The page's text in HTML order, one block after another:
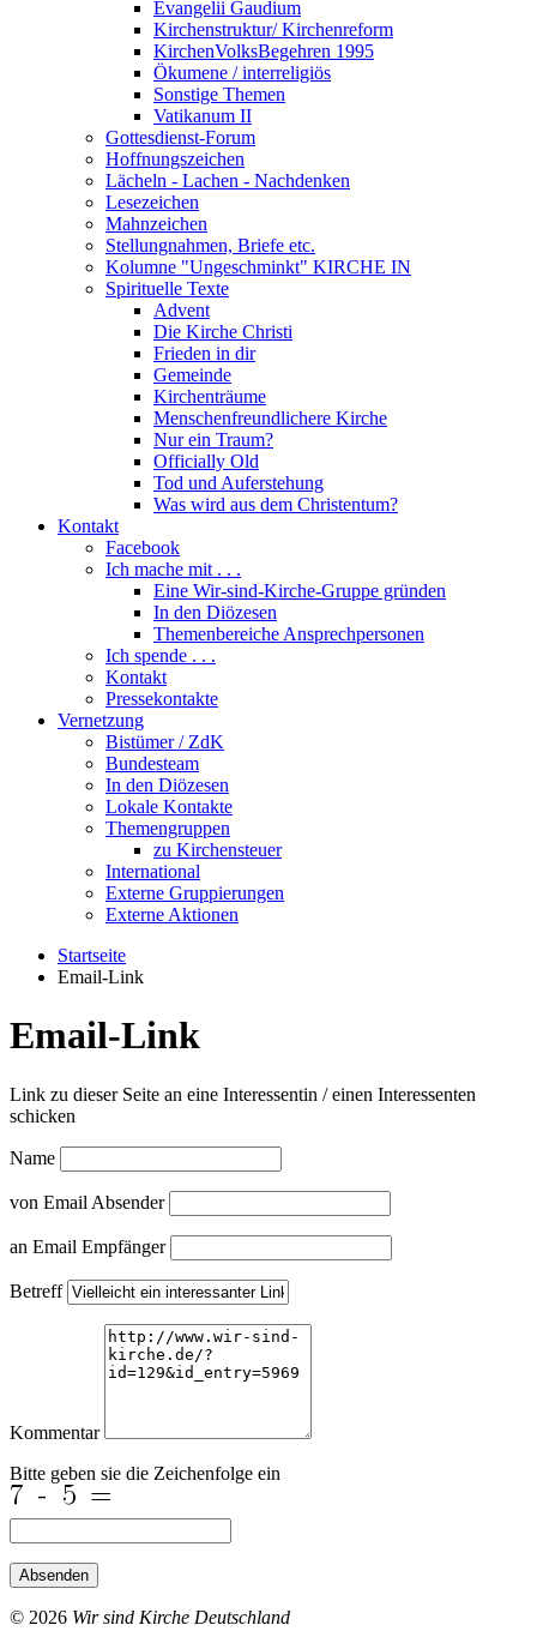
Evangelii Gaudium
Kirchenstruktur/ Kirchenreform
KirchenVolksBegehren 1995
Ökumene / interreligiös
Sonstige Themen
Vatikanum II
Gottesdienst-Forum
Hoffnungszeichen
Lächeln - Lachen - Nachdenken
Lesezeichen
Mahnzeichen
Stellungnahmen, Briefe etc.
Kolumne "Ungeschminkt" KIRCHE IN
Spirituelle Texte
Advent
Die Kirche Christi
Frieden in dir
Gemeinde
Kirchenträume
Menschenfreundlichere Kirche
Nur ein Traum?
Officially Old
Tod und Auferstehung
Was wird aus dem Christentum?
Kontakt
Facebook
Ich mache mit . . .
Eine Wir-sind-Kirche-Gruppe gründen
In den Diözesen
Themenbereiche Ansprechpersonen
Ich spende . . .
Kontakt
Pressekontakte
Vernetzung
Bistümer / ZdK
Bundesteam
In den Diözesen
Lokale Kontakte
Themengruppen
zu Kirchensteuer
International
Externe Gruppierungen
Externe Aktionen
Startseite
Email-Link
Email-Link
Link zu dieser Seite an eine Interessentin / einen Interessenten
schicken
Name
von Email Absender
an Email Empfänger
Betreff
Kommentar
Bitte geben sie die Zeichenfolge ein
Absenden
© 2026 Wir sind Kirche Deutschland